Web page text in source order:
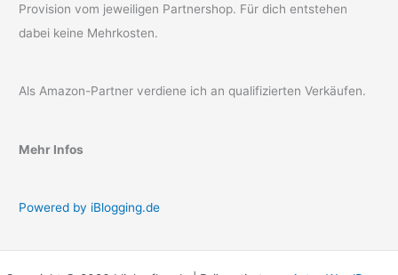
Provision vom jeweiligen Partnershop. Für dich entstehen
dabei keine Mehrkosten.
Als Amazon-Partner verdiene ich an qualifizierten Verkäufen.
Mehr Infos
Powered by iBlogging.de